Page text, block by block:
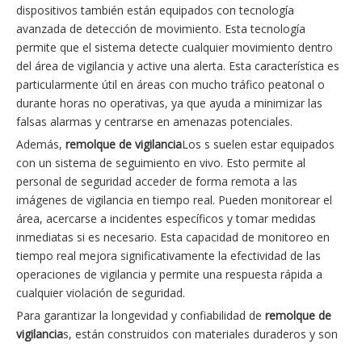
dispositivos también están equipados con tecnología
avanzada de detección de movimiento. Esta tecnología
permite que el sistema detecte cualquier movimiento dentro
del área de vigilancia y active una alerta. Esta característica es
particularmente útil en áreas con mucho tráfico peatonal o
durante horas no operativas, ya que ayuda a minimizar las
falsas alarmas y centrarse en amenazas potenciales.
Además, remolque de vigilanciaLos s suelen estar equipados
con un sistema de seguimiento en vivo. Esto permite al
personal de seguridad acceder de forma remota a las
imágenes de vigilancia en tiempo real. Pueden monitorear el
área, acercarse a incidentes específicos y tomar medidas
inmediatas si es necesario. Esta capacidad de monitoreo en
tiempo real mejora significativamente la efectividad de las
operaciones de vigilancia y permite una respuesta rápida a
cualquier violación de seguridad.
Para garantizar la longevidad y confiabilidad de remolque de
vigilancias, están construidos con materiales duraderos y son